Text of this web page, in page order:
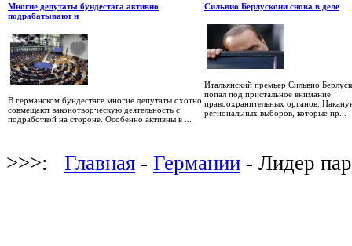
Многие депутаты бундестага активно
подрабатывают н
В германском бундестаге многие депутаты охотно
совмещают законотворческую деятельность с
подработкой на стороне. Особенно активны в ...
Сильвио Берлускони снова в деле
Итальянский премьер Сильвио
попал под пристальное внимание
правоохранительных органов.
региональных выборов, которые пр...
>>>: Главная - Германии - Лидер